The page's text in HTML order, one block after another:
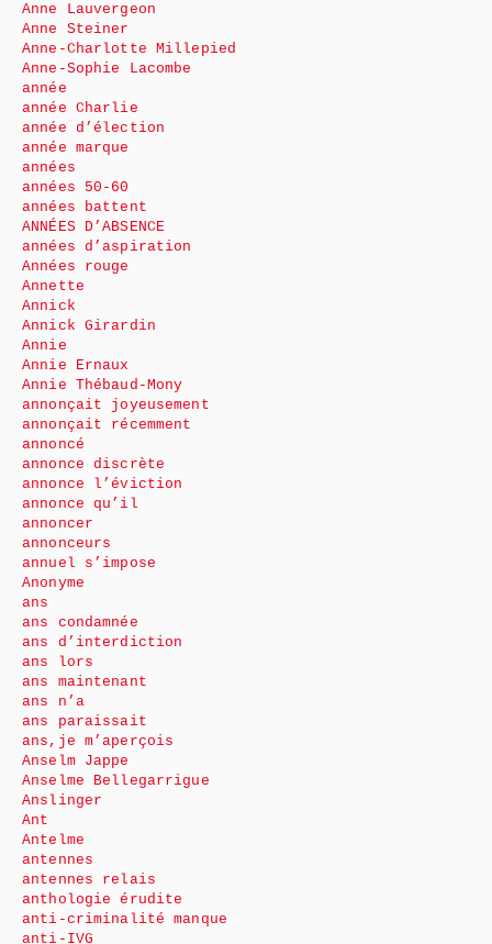
Anne Lauvergeon
Anne Steiner
Anne-Charlotte Millepied
Anne-Sophie Lacombe
année
année Charlie
année d’élection
année marque
années
années 50-60
années battent
ANNÉES D’ABSENCE
années d’aspiration
Années rouge
Annette
Annick
Annick Girardin
Annie
Annie Ernaux
Annie Thébaud-Mony
annonçait joyeusement
annonçait récemment
annoncé
annonce discrète
annonce l’éviction
annonce qu’il
annoncer
annonceurs
annuel s’impose
Anonyme
ans
ans condamnée
ans d’interdiction
ans lors
ans maintenant
ans n’a
ans paraissait
ans,je m’aperçois
Anselm Jappe
Anselme Bellegarrigue
Anslinger
Ant
Antelme
antennes
antennes relais
anthologie érudite
anti-criminalité manque
anti-IVG